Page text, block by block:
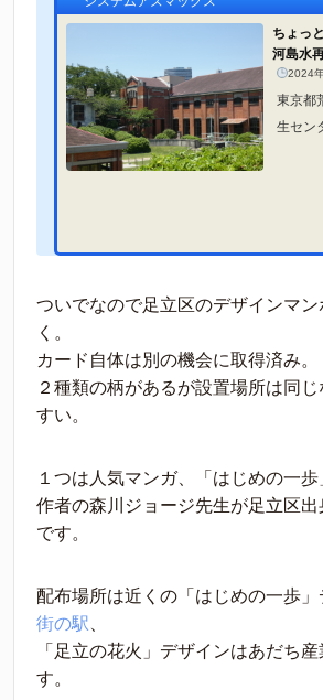
ちょっ
河島水
『旧三
（ポン...
2024
東京都
生セン
見学し
ついでなので足立区のデザインマ
く。
カード自体は別の機会に取得済み。
２種類の柄があるが設置場所は同
すい。
１つは人気マンガ、「はじめの一歩
作者の森川ジョージ先生が足立区
です。
配布場所は近くの「はじめの一歩」
街の駅
「足立の花火」デザインはあだち
す。